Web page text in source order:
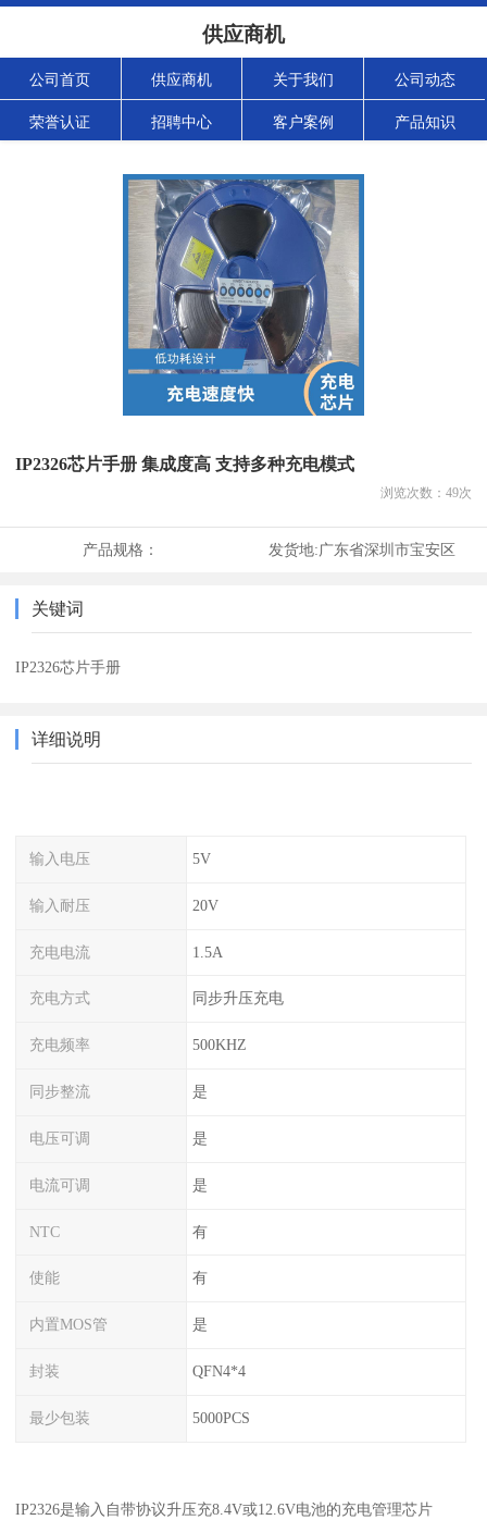
供应商机
公司首页 供应商机 关于我们 公司动态
荣誉认证 招聘中心 客户案例 产品知识
IP2326芯片手册 集成度高 支持多种充电模式
浏览次数： 49次
产品规格： 发货地:广东省深圳市宝安区
关键词
IP2326芯片手册
详细说明
输入电压 5V
输入耐压 20V
充电电流 1.5A
充电方式 同步升压充电
充电频率 500KHZ
同步整流 是
电压可调 是
电流可调 是
NTC 有
使能 有
内置MOS管 是
封装 QFN4*4
最少包装 5000PCS
IP2326是输入自带协议升压充8.4V或12.6V电池的充电管理芯片